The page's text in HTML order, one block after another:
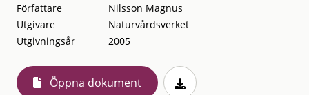
Författare
Nilsson Magnus
Utgivare
Naturvårdsverket
Utgivningsår
2005
Öppna dokument